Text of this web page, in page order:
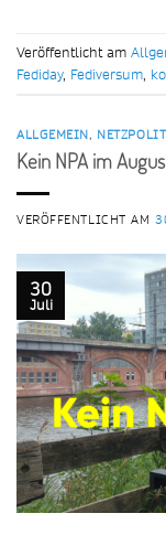
Veröffentlicht am
Fediday, Fediversum,
ALLGEMEIN,
Kein NPA im
VERÖFFENTLICHT AM
30
Juli